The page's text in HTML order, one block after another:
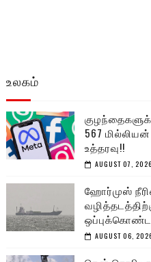
உலகம்
567
உத்தரவு!!
AUGUST 07, 2026
ஹோர்முஸ்
AUGUST 06,